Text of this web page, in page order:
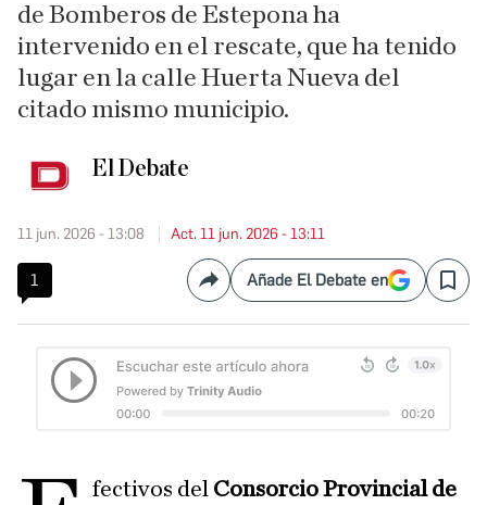
de Bomberos de Estepona ha
intervenido en el rescate, que ha tenido
lugar en la calle Huerta Nueva del
citado mismo municipio.
El Debate
11 jun. 2026 - 13:08 Act. 11 jun. 2026 - 13:11
1 CompartirAñade El Debate en Save
fectivos del Consorcio Provincial de